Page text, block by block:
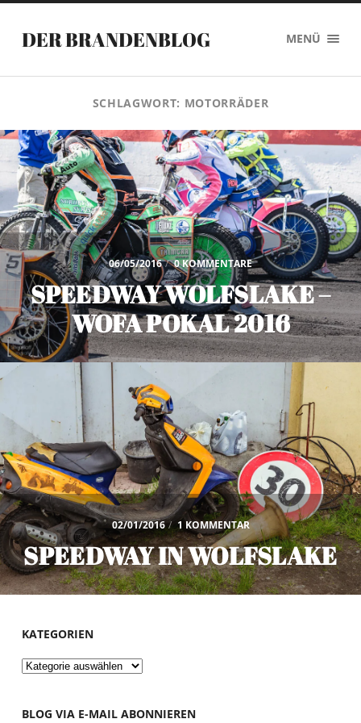
DER BRANDENBLOG MENÜ
SCHLAGWORT: MOTORRÄDER
06/05/2016 / 0 KOMMENTARE
SPEEDWAY WOLFSLAKE –
WOFA POKAL 2016
02/01/2016 / 1 KOMMENTAR
SPEEDWAY IN WOLFSLAKE
KATEGORIEN
Kategorien
BLOG VIA E-MAIL ABONNIEREN